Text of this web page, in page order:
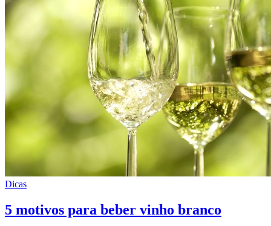
Dicas
5 motivos para beber vinho branco